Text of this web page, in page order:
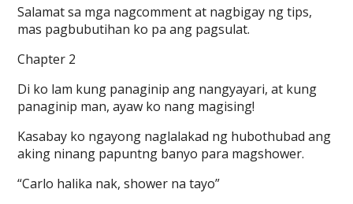
Salamat sa mga nagcomment at nagbigay ng tips,
mas pagbubutihan ko pa ang pagsulat.
Chapter 2
Di ko lam kung panaginip ang nangyayari, at kung
panaginip man, ayaw ko nang magising!
Kasabay ko ngayong naglalakad ng hubothubad ang
aking ninang papuntng banyo para magshower.
“Carlo halika nak, shower na tayo”